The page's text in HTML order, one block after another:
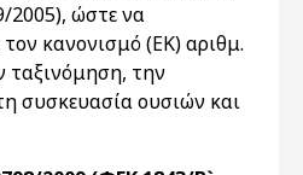
2005), ώστε να
κανονισμό (ΕΚ) αριθμ.
ταξινόμηση, την
συσκευασία ουσιών και